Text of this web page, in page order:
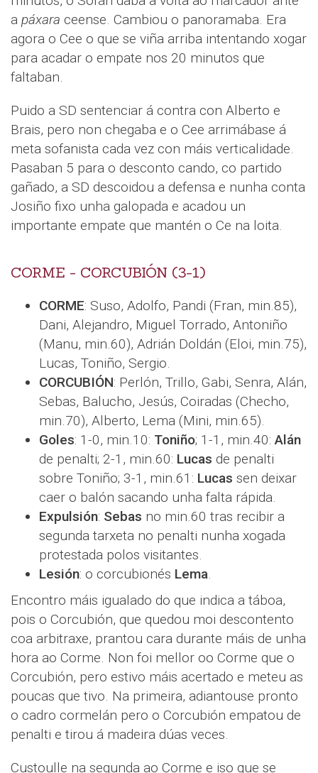
a páxara ceense. Cambiou o panoramaba. Era
agora o Cee o que se viña arriba intentando xogar
para acadar o empate nos 20 minutos que
faltaban.
Puido a SD sentenciar á contra con Alberto e
Brais, pero non chegaba e o Cee arrimábase á
meta sofanista cada vez con máis verticalidade.
Pasaban 5 para o desconto cando, co partido
gañado, a SD descoidou a defensa e nunha conta
Josiño fixo unha galopada e acadou un
importante empate que mantén o Ce na loita.
CORME - CORCUBIÓN (3-1)
CORME: Suso, Adolfo, Pandi (Fran, min.85),
Dani, Alejandro, Miguel Torrado, Antoniño
(Manu, min.60), Adrián Doldán (Eloi, min.75),
Lucas, Toniño, Sergio.
CORCUBIÓN: Perlón, Trillo, Gabi, Senra, Alán,
Sebas, Balucho, Jesús, Coiradas (Checho,
min.70), Alberto, Lema (Mini, min.65).
Goles: 1-0, min.10: Toniño; 1-1, min.40:Alán
de penalti; 2-1, min.60: Lucas de penalti
sobre Toniño; 3-1, min.61: Lucas sen deixar
caer o balón sacando unha falta rápida.
Expulsión: Sebas no min.60 tras recibir a
segunda tarxeta no penalti nunha xogada
protestada polos visitantes.
Lesión: o corcubionés Lema.
Encontro máis igualado do que indica a táboa,
pois o Corcubión, que quedou moi descontento
coa arbitraxe, prantou cara durante máis de unha
hora ao Corme. Non foi mellor oo Corme que o
Corcubión, pero estivo máis acertado e meteu as
poucas que tivo. Na primeira, adiantouse pronto
o cadro cormelán pero o Corcubión empatou de
penalti e tirou á madeira dúas veces.
Custoulle na segunda ao Corme e iso que se